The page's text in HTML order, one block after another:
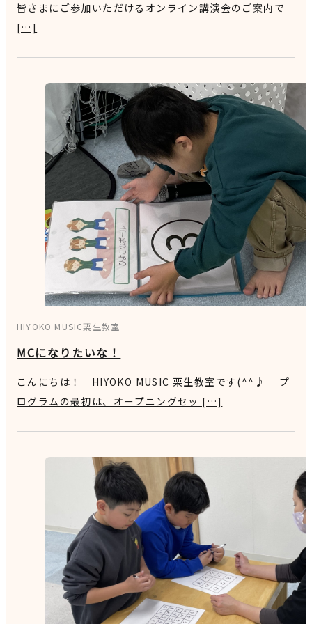
皆さまにご参加いただけるオンライン講演会のご案内で
[…]
HIYOKO MUSIC栗生教室
MCになりたいな！
こんにちは！ HIYOKO MUSIC 栗生教室です(^^♪ プ
ログラムの最初は、オープニングセッ […]